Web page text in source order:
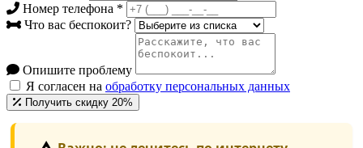
Номер телефона *
Что вас беспокоит?
Опишите проблему
Я согласен на обработку персональных данных
Получить скидку 20%